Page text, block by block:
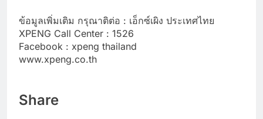
ข้อมูลเพิ่มเติม กรุณาติต่อ : เอ็กซ์เผิง ประเทศไทย
XPENG Call Center : 1526
Facebook : xpeng thailand
www.xpeng.co.th
Share